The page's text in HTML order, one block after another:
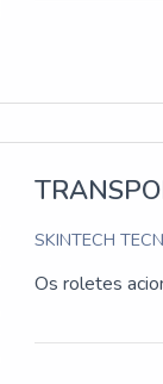
SKINTECH
Os roletes